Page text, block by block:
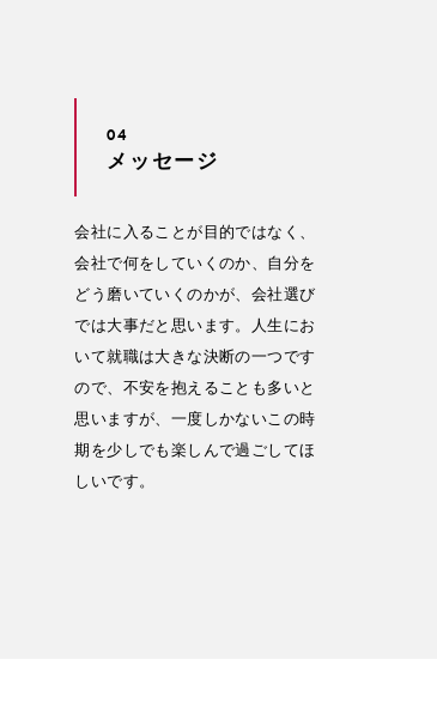
04
メッセージ
会社に入ることが目的ではなく、
会社で何をしていくのか、自分を
どう磨いていくのかが、会社選び
では大事だと思います。人生にお
いて就職は大きな決断の一つです
ので、不安を抱えることも多いと
思いますが、一度しかないこの時
期を少しでも楽しんで過ごしてほ
しいです。